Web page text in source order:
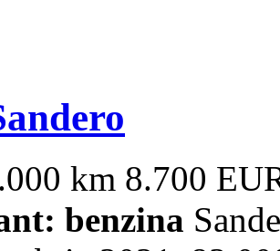
km 8.700
benzina